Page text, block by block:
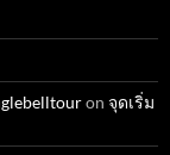
on จุดเริ่ม